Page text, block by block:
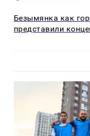
Безымянка как
представили